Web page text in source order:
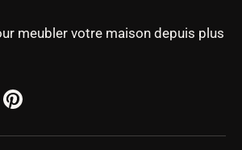
meubler votre maison depuis plus
Pinterest